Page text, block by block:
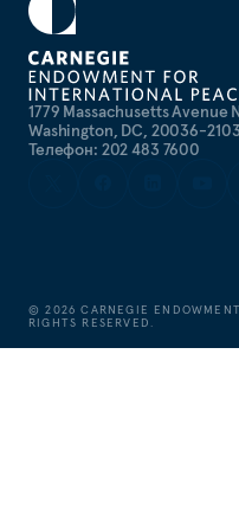
1779 Massachusetts Avenue
Washington, DC, 20036-2103
Телефон: 202 483 7600
©2026 CARNEGIE
RIGHTS RESERVED.